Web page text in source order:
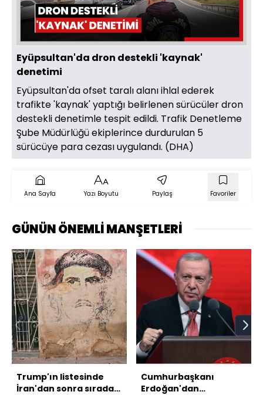
Oynat
Eyüpsultan'da dron destekli 'kaynak'
denetimi
Eyüpsultan'da ofset taralı alanı ihlal ederek
trafikte 'kaynak' yaptığı belirlenen sürücüler dron
destekli denetimle tespit edildi. Trafik Denetleme
Şube Müdürlüğü ekiplerince durdurulan 5
sürücüye para cezası uygulandı. (DHA)
Ana Sayfa Yazı Boyutu Paylaş Favoriler
GÜNÜN ÖNEMLİ MANŞETLERİ
Trump'ın listesinde
İran'dan sonra sırada
Cumhurbaşkanı
Erdoğan'dan